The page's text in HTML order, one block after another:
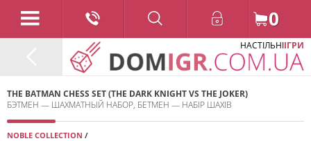
0
НАСТІЛЬНІІГРИ
THE BATMAN CHESS SET (THE DARK KNIGHT VS THE JOKER)
БЭТМЕН — ШАХМАТНЫЙ НАБОР, БЕТМЕН — НАБІР ШАХІВ
NOBLE COLLECTION /